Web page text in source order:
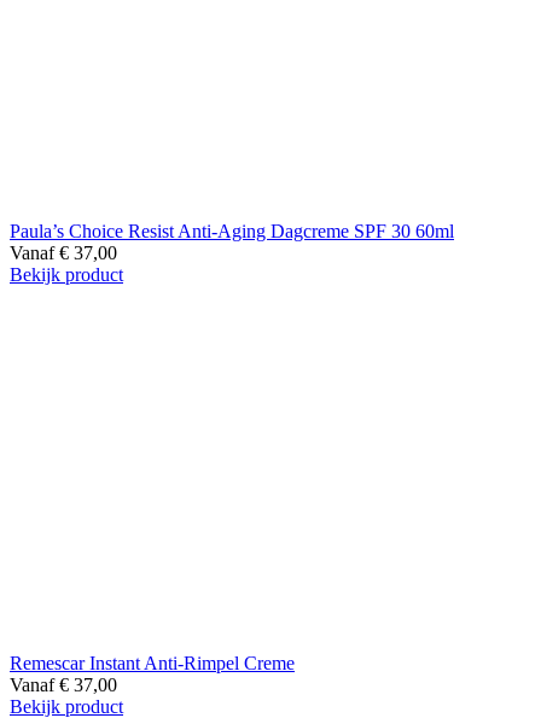
Paula’s Choice Resist Anti-Aging Dagcreme SPF 30 60ml
Vanaf € 37,00
Bekijk product
Remescar Instant Anti-Rimpel Creme
Vanaf € 37,00
Bekijk product